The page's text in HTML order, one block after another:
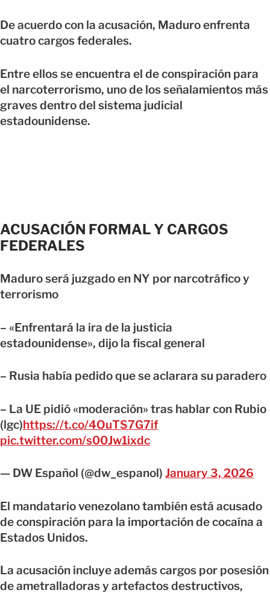
De acuerdo con la acusación, Maduro enfrenta
cuatro cargos federales.
Entre ellos se encuentra el de conspiración para
el narcoterrorismo, uno de los señalamientos más
graves dentro del sistema judicial
estadounidense.
ACUSACIÓN FORMAL Y CARGOS
FEDERALES
Maduro será juzgado en NY por narcotráfico y
terrorismo
– «Enfrentará la ira de la justicia
estadounidense», dijo la fiscal general
– Rusia había pedido que se aclarara su paradero
– La UE pidió «moderación» tras hablar con Rubio
(lgc)https://t.co/4OuTS7G7if
pic.twitter.com/s00Jw1ixdc
— DW Español (@dw_espanol) January 3, 2026
El mandatario venezolano también está acusado
de conspiración para la importación de cocaína a
Estados Unidos.
La acusación incluye además cargos por posesión
de ametralladoras y artefactos destructivos,